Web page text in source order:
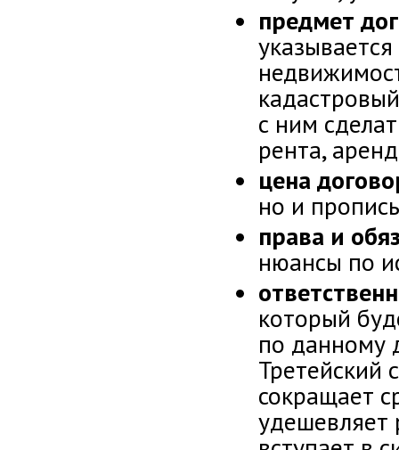
предмет
с ним
рента,
цена
но и
права и
нюансы по
который
по данному
Третейский
сокращает
удешевляет